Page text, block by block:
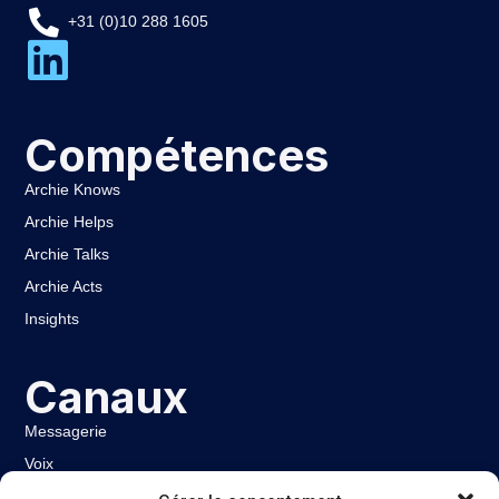
Compétences
Archie Knows
Archie Helps
Archie Talks
Archie Acts
Insights
Canaux
Messagerie
Voix
+31 (0)10 288 1605